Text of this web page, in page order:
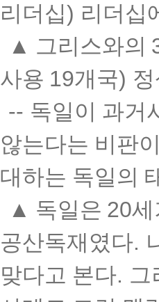
리더십) 리더십
▲ 그리스와의
사용 19개국)
-- 독일이 과거
않는다는 비판
대하는 독일의
▲ 독일은 20세
공산독재였다.
맞다고 본다. 그